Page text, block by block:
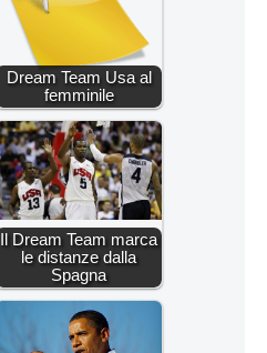
Dream Team Usa al
femminile
Il Dream Team marca
le distanze dalla
Spagna